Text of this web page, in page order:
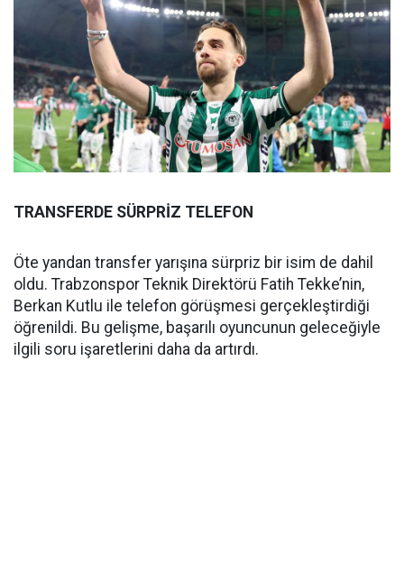
TRANSFERDE SÜRPRİZ TELEFON
Öte yandan transfer yarışına sürpriz bir isim de dahil
oldu. Trabzonspor Teknik Direktörü Fatih Tekke’nin,
Berkan Kutlu ile telefon görüşmesi gerçekleştirdiği
öğrenildi. Bu gelişme, başarılı oyuncunun geleceğiyle
ilgili soru işaretlerini daha da artırdı.